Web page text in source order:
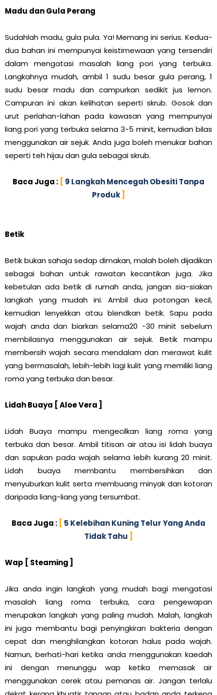
Madu dan Gula Perang
Sudahlah madu, gula pula. Ya! Memang ini serius. Kedua-
dua bahan ini mempunyai keistimewaan yang tersendiri
dalam mengatasi masalah liang pori yang terbuka.
Langkahnya mudah, ambil 1 sudu besar gula perang, 1
sudu besar madu dan campurkan sedikit jus lemon.
Campuran ini akan kelihatan seperti skrub. Gosok dan
urut perlahan-lahan pada kawasan yang mempunyai
liang pori yang terbuka selama 3-5 minit, kemudian bilas
menggunakan air sejuk. Anda juga boleh menukar bahan
seperti teh hijau dan gula sebagai skrub.
Baca Juga : [ 9 Langkah Mencegah Obesiti Tanpa
Produk]
Betik
Betik bukan sahaja sedap dimakan, malah boleh dijadikan
sebagai bahan untuk rawatan kecantikan juga. Jika
kebetulan ada betik di rumah anda, jangan sia-siakan
langkah yang mudah ini. Ambil dua potongan kecil,
kemudian lenyekkan atau blendkan betik. Sapu pada
wajah anda dan biarkan selama20 -30 minit sebelum
membilasnya menggunakan air sejuk. Betik mampu
membersih wajah secara mendalam dan merawat kulit
yang bermasalah, lebih-lebih lagi kulit yang memiliki liang
roma yang terbuka dan besar.
Lidah Buaya [ Aloe Vera ]
Lidah Buaya mampu mengecilkan liang roma yang
terbuka dan besar. Ambil titisan air atau isi lidah buaya
dan sapukan pada wajah selama lebih kurang 20 minit.
Lidah buaya membantu membersihkan dan
menyuburkan kulit serta membuang minyak dan kotoran
daripada liang-liang yang tersumbat.
Baca Juga : [ 5 Kelebihan Kuning Telur Yang Anda
Tidak Tahu ]
Wap [ Steaming ]
Jika anda ingin langkah yang mudah bagi mengatasi
masalah liang roma terbuka, cara pengewapan
merupakan langkah yang paling mudah. Malah, langkah
ini juga membantu bagi penyingkiran bakteria dengan
cepat dan menghilangkan kotoran halus pada wajah.
Namun, berhati-hari ketika anda menggunakan kaedah
ini dengan menunggu wap ketika memasak air
menggunakan cerek atau pemanas air. Jangan terlalu